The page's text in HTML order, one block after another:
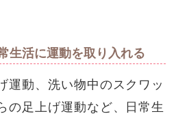
生活に運動を取り入れる
運動、洗い物中のスクワッ
の足上げ運動など、日常生